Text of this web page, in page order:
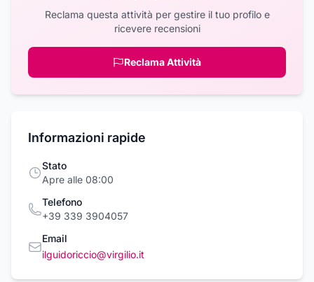
Reclama questa attività per gestire il tuo profilo e
ricevere recensioni
Reclama Attività
Informazioni rapide
Stato
Apre alle 08:00
Telefono
+39 339 3904057
Email
ilguidoriccio@virgilio.it